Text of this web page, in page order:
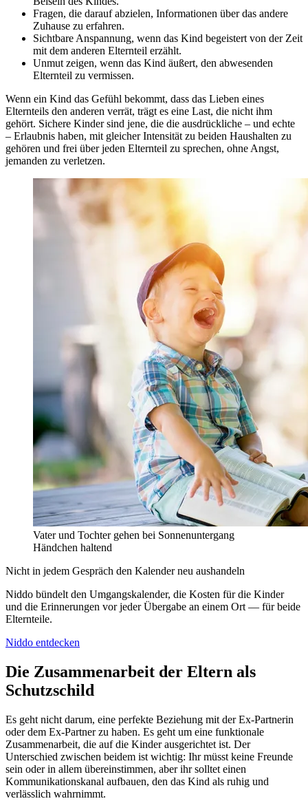
Fragen, die darauf abzielen, Informationen über das andere
Zuhause zu erfahren.
Sichtbare Anspannung, wenn das Kind begeistert von der Zeit
mit dem anderen Elternteil erzählt.
Unmut zeigen, wenn das Kind äußert, den abwesenden
Elternteil zu vermissen.
Wenn ein Kind das Gefühl bekommt, dass das Lieben eines
Elternteils den anderen verrät, trägt es eine Last, die nicht ihm
gehört. Sichere Kinder sind jene, die die ausdrückliche – und echte
– Erlaubnis haben, mit gleicher Intensität zu beiden Haushalten zu
gehören und frei über jeden Elternteil zu sprechen, ohne Angst,
jemanden zu verletzen.
Vater und Tochter gehen bei Sonnenuntergang
Händchen haltend
Nicht in jedem Gespräch den Kalender neu aushandeln
Niddo bündelt den Umgangskalender, die Kosten für die Kinder
und die Erinnerungen vor jeder Übergabe an einem Ort — für beide
Elternteile.
Niddo entdecken
Die Zusammenarbeit der Eltern als
Schutzschild
Es geht nicht darum, eine perfekte Beziehung mit der Ex-Partnerin
oder dem Ex-Partner zu haben. Es geht um eine funktionale
Zusammenarbeit, die auf die Kinder ausgerichtet ist. Der
Unterschied zwischen beidem ist wichtig: Ihr müsst keine Freunde
sein oder in allem übereinstimmen, aber ihr solltet einen
Kommunikationskanal aufbauen, den das Kind als ruhig und
verlässlich wahrnimmt.